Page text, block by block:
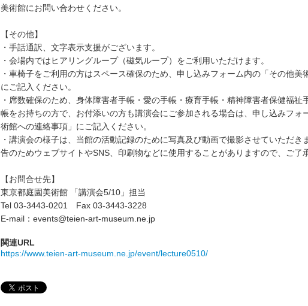
美術館にお問い合わせください。
【その他】
・手話通訳、文字表示支援がございます。
・会場内ではヒアリングループ（磁気ループ）をご利用いただけます。
・車椅子をご利用の方はスペース確保のため、申し込みフォーム内の「その他美
にご記入ください。
・席数確保のため、身体障害者手帳・愛の手帳・療育手帳・精神障害者保健福祉
帳をお持ちの方で、お付添いの方も講演会にご参加される場合は、申し込みフォ
術館への連絡事項」にご記入ください。
・講演会の様子は、当館の活動記録のために写真及び動画で撮影させていただき
告のためウェブサイトやSNS、印刷物などに使用することがありますので、ご了
【お問合せ先】
東京都庭園美術館 「講演会5/10」担当
Tel 03-3443-0201 Fax 03-3443-3228
E-mail：events@teien-art-museum.ne.jp
関連URL
https://www.teien-art-museum.ne.jp/event/lecture0510/